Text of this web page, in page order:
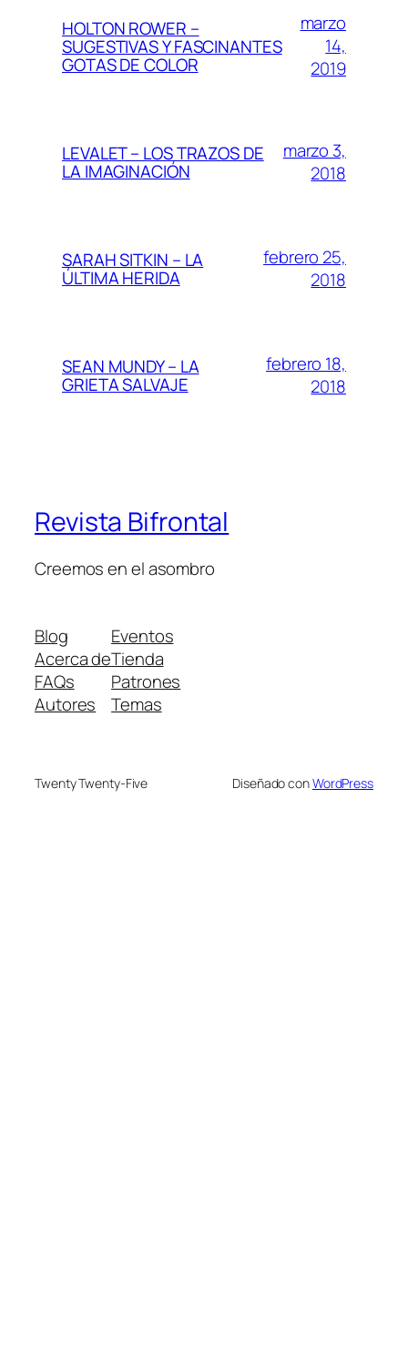
HOLTON ROWER –
SUGESTIVAS Y FASCINANTES
GOTAS DE COLOR
marzo
14,
2019
LEVALET – LOS TRAZOS DE
LA IMAGINACIÓN
marzo 3,
2018
SARAH SITKIN – LA
ÚLTIMA HERIDA
febrero 25,
2018
SEAN MUNDY – LA
GRIETA SALVAJE
febrero 18,
2018
Revista Bifrontal
Creemos en el asombro
Blog
Acerca de
FAQs
Autores
Eventos
Tienda
Patrones
Temas
Twenty Twenty-Five Diseñado conWordPress